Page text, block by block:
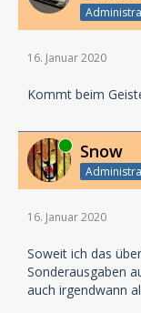
16. Januar 2020
Kommt beim
Online Snow
16. Januar 2020
Soweit ich das
Sonderausgaben
auch irgendwann